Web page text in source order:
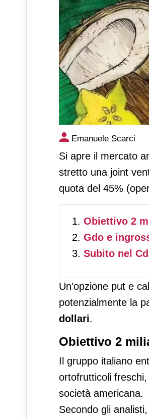
Il sogno
Trucco per 45
Emanuele Scarci
Si apre il mercato
stretto una joint
quota del 45%
Obiettivo 2
Gdo e
Subito nel
Un'opzione put e
potenzialmente la
dollari.
Obiettivo 2
Il gruppo italiano
ortofrutticoli
società americana.
Secondo gli